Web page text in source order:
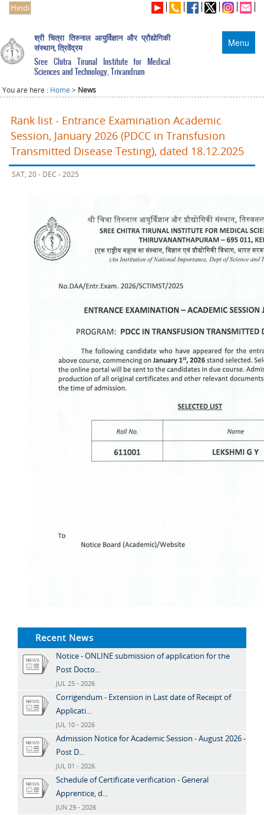
Hindi
Menu
श्री चित्रा तिरुनाल आयुर्विज्ञान और प्रौद्योगिकी
संस्थान, त्रिवेंद्रम
Sree Chitra Tirunal Institute for Medical
Sciences and Technology, Trivandrum
You are here : Home > News
Rank list - Entrance Examination Academic
Session, January 2026 (PDCC in Transfusion
Transmitted Disease Testing), dated 18.12.2025
SAT, 20 - DEC - 2025
Recent News
Notice - ONLINE submission of application for the
Post Docto...
JUL 25 - 2026
Corrigendum - Extension in Last date of Receipt of
Applicati...
JUL 10 - 2026
Admission Notice for Academic Session - August 2026 -
Post D...
JUL 01 - 2026
Schedule of Certificate verification - General
Apprentice, d...
JUN 29 - 2026